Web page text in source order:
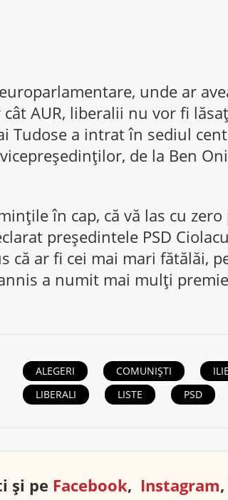
unde ar
AUR, liberalii nu vor fi
Tudose a intrat în sediul
de la Ben
în cap, că vă las cu
președintele PSD
că ar fi cei mai mari fătălăi,
a numit mai mulți
ALEGERI COMUNIȘTI
LIBERALI
LISTE PSD
și pe Facebook, Instagram